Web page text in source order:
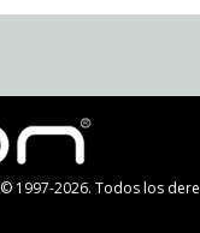
© 1997-2026. Todos los